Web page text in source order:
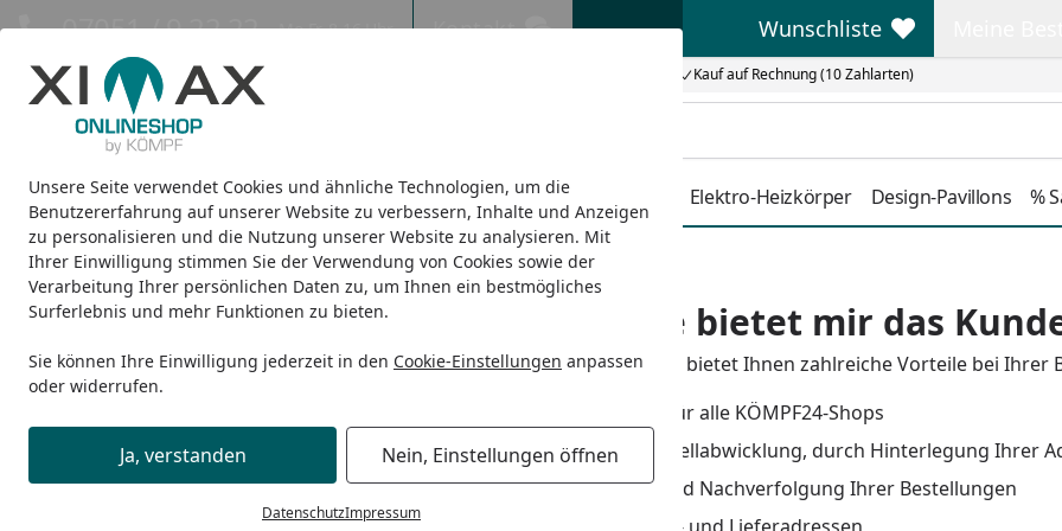
Unsere Seite verwendet Cookies und ähnliche Technologien, um die
Benutzererfahrung auf unserer Website zu verbessern, Inhalte und Anzeigen
zu personalisieren und die Nutzung unserer Website zu analysieren. Mit
Ihrer Einwilligung stimmen Sie der Verwendung von Cookies sowie der
Verarbeitung Ihrer persönlichen Daten zu, um Ihnen ein bestmögliches
Surferlebnis und mehr Funktionen zu bieten.
Sie können Ihre Einwilligung jederzeit in den Cookie-Einstellungen anpassen
oder widerrufen.
Ja, verstanden Nein, Einstellungen öffnen
DatenschutzImpressum
Eigene Montage-Teams Kauf auf Rechnung (10 Zahlarten)
07051 / 9 22 22 Mo-Fr. 8-16 Uhr Kontakt Wunschliste
Wunschliste
Design-Carports Design-Heizkörper Infrarot-Heizkörper Duschkabinen Elektro-Heizkörper Design-Pavillons %
Startseite
Vorteile des Kundenkontos
Antworten zu den Themen
Bestellung
Bezahlung & Rechnung
Welche Vorteile bietet mir das
Ihr persönliches Kundenkonto bietet Ihnen zahlreiche Vorteile bei Ihrer
Ein übergreifendes Konto für alle KÖMPF24-Shops
Bequeme und schnelle Bestellabwicklung, durch Hinterlegung Ihrer
Komfortable Verwaltung und Nachverfolgung Ihrer Bestellungen